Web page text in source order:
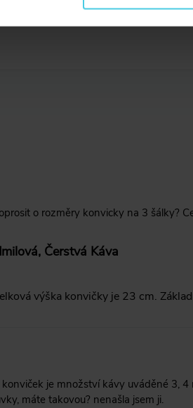
o rozměry konvicky na 3 šálky?
Čerstvá Káva
výška konvičky je 23 cm.
je množství kávy uváděné 3,
máte takovou? nenašla jsem ji.